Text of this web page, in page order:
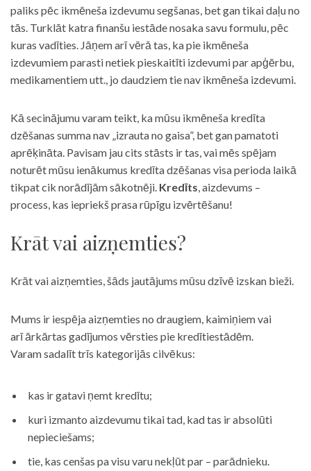
paliks pēc ikmēneša izdevumu segšanas, bet gan tikai daļu no
tās. Turklāt katra finanšu iestāde nosaka savu formulu, pēc
kuras vadīties. Jāņem arī vērā tas, ka pie ikmēneša
izdevumiem parasti netiek pieskaitīti izdevumi par apģērbu,
medikamentiem utt., jo daudziem tie nav ikmēneša izdevumi.
Kā secinājumu varam teikt, ka mūsu ikmēneša kredīta
dzēšanas summa nav „izrauta no gaisa”, bet gan pamatoti
aprēķināta. Pavisam jau cits stāsts ir tas, vai mēs spējam
noturēt mūsu ienākumus kredīta dzēšanas visa perioda laikā
tikpat cik norādījām sākotnēji. Kredīts, aizdevums –
process, kas iepriekš prasa rūpīgu izvērtēšanu!
Krāt vai aizņemties?
Krāt vai aizņemties, šāds jautājums mūsu dzīvē izskan bieži.
Mums ir iespēja aizņemties no draugiem, kaimiņiem vai
arī ārkārtas gadījumos vērsties pie kredītiestādēm.
Varam sadalīt trīs kategorijās cilvēkus:
kas ir gatavi ņemt kredītu;
kuri izmanto aizdevumu tikai tad, kad tas ir absolūti
nepieciešams;
tie, kas cenšas pa visu varu nekļūt par – parādnieku.